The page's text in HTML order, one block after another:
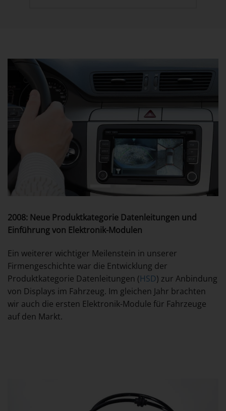
2008: Neue Produktkategorie Datenleitungen und
Einführung von Elektronik-Modulen
Ein weiterer wichtiger Meilenstein in unserer
Firmengeschichte war die Entwicklung der
Produktkategorie Datenleitungen (HSD) zur Anbindung
von Displays im Fahrzeug. Im gleichen Jahr brachten
wir auch die ersten Elektronik-Module für Fahrzeuge
auf den Markt.